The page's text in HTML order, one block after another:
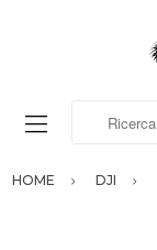
HOME DJI